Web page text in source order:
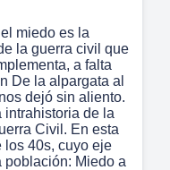
miedo es la
la guerra civil que
a falta
De la alpargata al
dejó sin aliento.
intrahistoria de la
Civil. En esta
los 40s, cuyo eje
población: Miedo a